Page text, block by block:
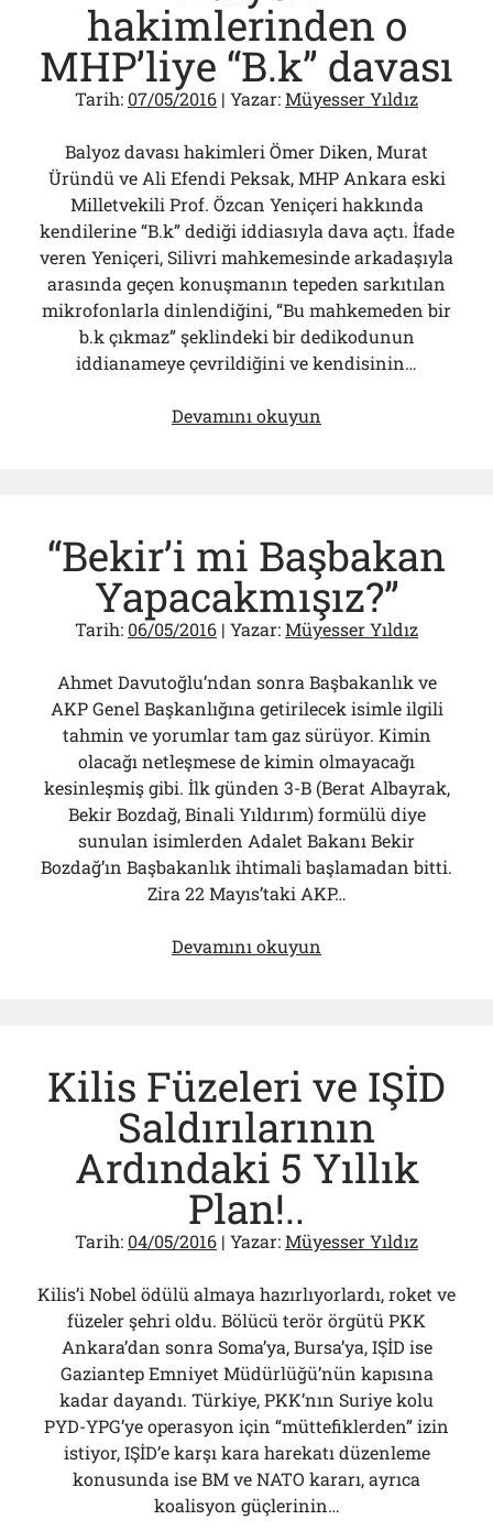
hakimlerinden o
MHP’liye “B.k” davası
Tarih: 07/05/2016 | Yazar:Müyesser Yıldız
Balyoz davası hakimleri Ömer Diken, Murat
Üründü ve Ali Efendi Peksak, MHP Ankara eski
Milletvekili Prof. Özcan Yeniçeri hakkında
kendilerine “B.k” dediği iddiasıyla dava açtı. İfade
veren Yeniçeri, Silivri mahkemesinde arkadaşıyla
arasında geçen konuşmanın tepeden sarkıtılan
mikrofonlarla dinlendiğini, “Bu mahkemeden bir
b.k çıkmaz” şeklindeki bir dedikodunun
iddianameye çevrildiğini ve kendisinin…
Devamını okuyun
davası
“Bekir’i mi Başbakan
Yapacakmışız?”
Tarih: 06/05/2016 | Yazar:Müyesser Yıldız
Ahmet Davutoğlu’ndan sonra Başbakanlık ve
AKP Genel Başkanlığına getirilecek isimle ilgili
tahmin ve yorumlar tam gaz sürüyor. Kimin
olacağı netleşmese de kimin olmayacağı
kesinleşmiş gibi. İlk günden 3-B (Berat Albayrak,
Bekir Bozdağ, Binali Yıldırım) formülü diye
sunulan isimlerden Adalet Bakanı Bekir
Bozdağ’ın Başbakanlık ihtimali başlamadan bitti.
Zira 22 Mayıs’taki AKP…
Devamını okuyun
Kilis Füzeleri ve IŞİD
Saldırılarının
Ardındaki 5 Yıllık
Plan!..
Tarih: 04/05/2016 | Yazar:Müyesser Yıldız
Kilis’i Nobel ödülü almaya hazırlıyorlardı, roket ve
füzeler şehri oldu. Bölücü terör örgütü PKK
Ankara’dan sonra Soma’ya, Bursa’ya, IŞİD ise
Gaziantep Emniyet Müdürlüğü’nün kapısına
kadar dayandı. Türkiye, PKK’nın Suriye kolu
PYD-YPG’ye operasyon için “müttefiklerden” izin
istiyor, IŞİD’e karşı kara harekatı düzenleme
konusunda ise BM ve NATO kararı, ayrıca
koalisyon güçlerinin…